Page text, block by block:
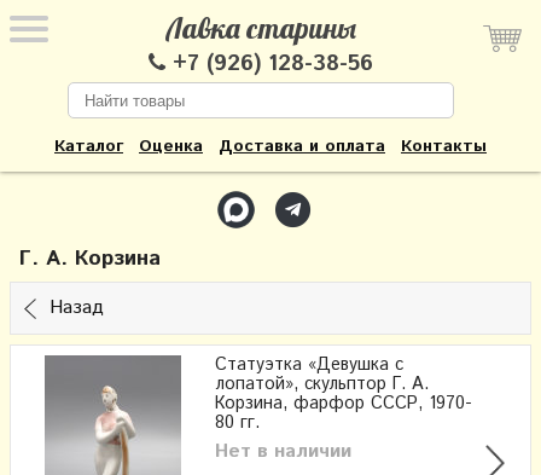
Лавка старины
+7 (926) 128-38-56
Каталог Оценка Доставка и оплата Контакты
Г. А. Корзина
Назад
Статуэтка «Девушка с
лопатой», скульптор Г. А.
Корзина, фарфор СССР, 1970-
80 гг.
Нет в наличии